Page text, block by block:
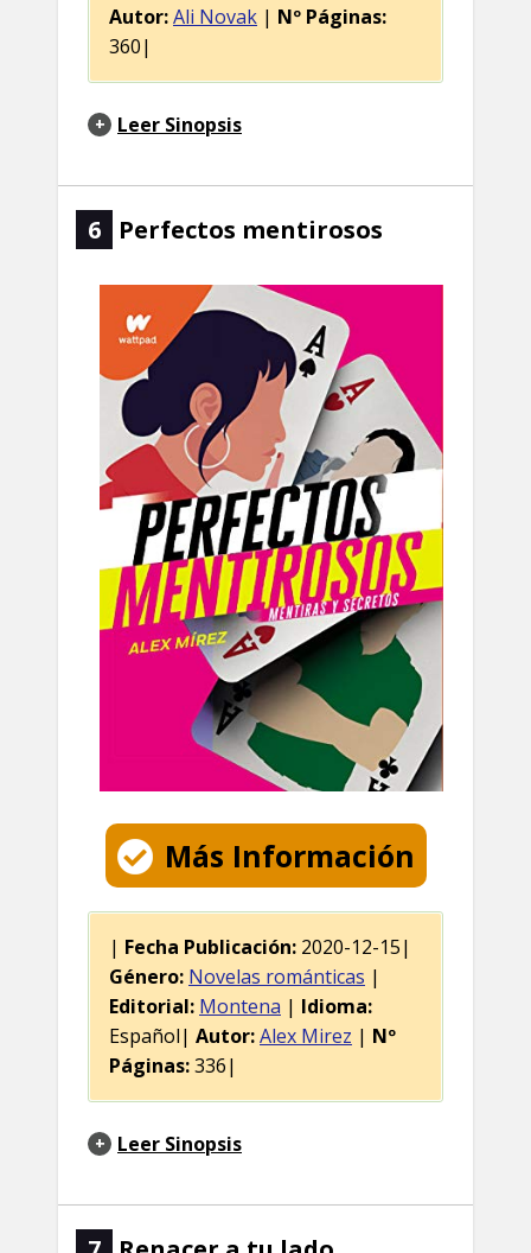
Autor:Ali Novak | Nº Páginas:
360|
Leer Sinopsis
6 Perfectos mentirosos
Más Información
| Fecha Publicación: 2020-12-15|
Género: Novelas románticas |
Editorial: Montena | Idioma:
Español| Autor:Alex Mirez | Nº
Páginas:336|
Leer Sinopsis